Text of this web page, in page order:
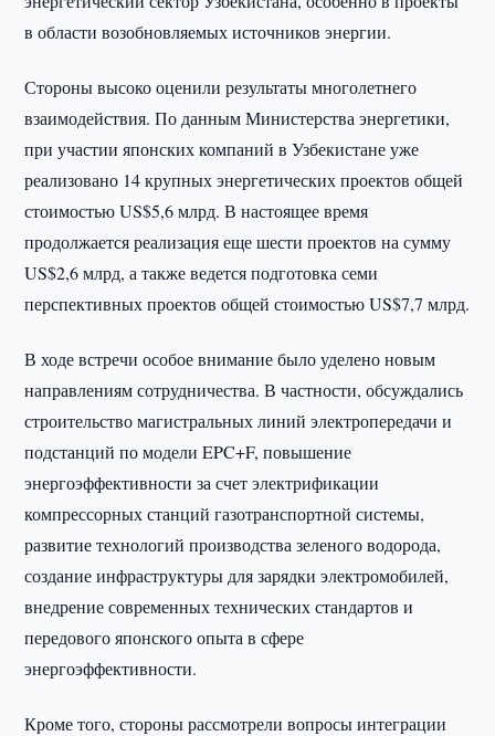
в области возобновляемых источников энергии.
Стороны высоко оценили результаты многолетнего
взаимодействия. По данным Министерства энергетики,
при участии японских компаний в Узбекистане уже
реализовано 14 крупных энергетических проектов общей
стоимостью US$5,6 млрд. В настоящее время
продолжается реализация еще шести проектов на сумму
US$2,6 млрд, а также ведется подготовка семи
перспективных проектов общей стоимостью US$7,7 млрд.
В ходе встречи особое внимание было уделено новым
направлениям сотрудничества. В частности, обсуждались
строительство магистральных линий электропередачи и
подстанций по модели EPC+F, повышение
энергоэффективности за счет электрификации
компрессорных станций газотранспортной системы,
развитие технологий производства зеленого водорода,
создание инфраструктуры для зарядки электромобилей,
внедрение современных технических стандартов и
передового японского опыта в сфере
энергоэффективности.
Кроме того, стороны рассмотрели вопросы интеграции